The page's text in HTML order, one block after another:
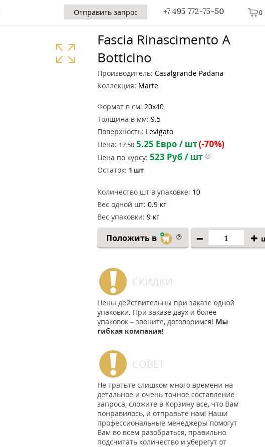
0
+7 495 772-75-50
Отправить запрос
Fascia Rinascimento A
Botticino
Производитель: Casalgrande Padana
Коллекция: Marte
Формат в см: 20x40
Толщина в мм: 9.5
Поверхность: Levigato
Цена: 17.50 5.25 Евро / шт(-70%)
Цена по курсу: 523 Руб / шт
Остаток: 1 шт
Количество шт в упаковке: 10
Вес одной шт: 0.9 кг
Вес упаковки: 9 кг
Положить в
СКИДКИ
Цены действительны при заказе одной
упаковки. При заказе двух и более
упаковок – звоните, договоримся! Мы
гибкая компания!
СОВЕТ
Не тратьте слишком много времени на
детальное и очень точное составление
запроса, сложите в Корзину все, что Вам
понравилось, и отправьте нам! Наши
профессиональные менеджеры помогут
Вам во всем разобраться, правильно
подсчитать количество и уберегут от